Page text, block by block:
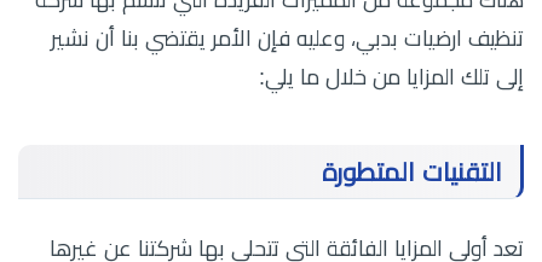
تنظيف ارضيات بدبي، وعليه فإن الأمر يقتضي بنا أن نشير
إلى تلك المزايا من خلال ما يلي:
التقنيات المتطورة
تعد أولى المزايا الفائقة التي تتحلى بها شركتنا عن غيرها